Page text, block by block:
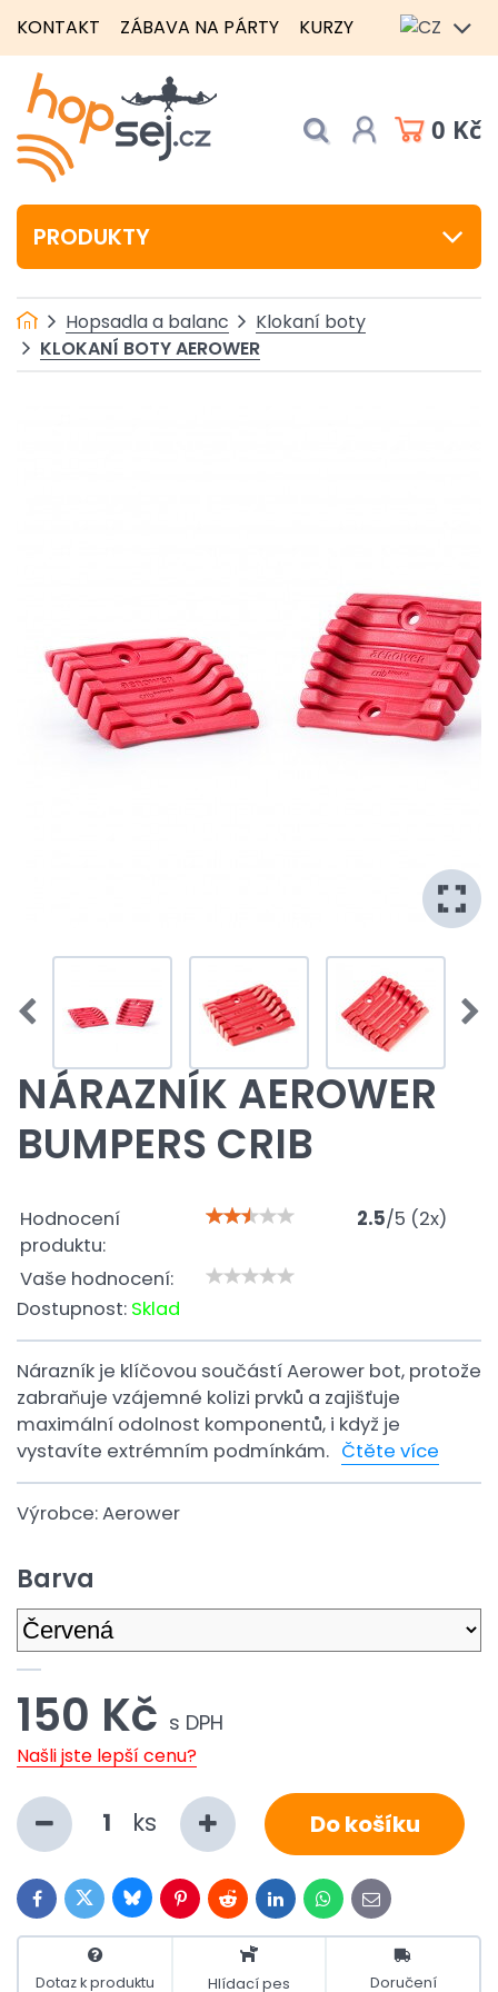
KONTAKT ZÁBAVA NA PÁRTY KURZY
0 Kč
PRODUKTY
Hopsadla a balanc
Klokaní boty
KLOKANÍ BOTY AEROWER
NÁRAZNÍK AEROWER
BUMPERS CRIB
Hodnocení
produktu:
2.5/5 (2x)
Vaše hodnocení:
Dostupnost: Sklad
Nárazník je klíčovou součástí Aerower bot, protože
zabraňuje vzájemné kolizi prvků a zajišťuje
maximální odolnost komponentů, i když je
vystavíte extrémním podmínkám. Čtěte více
Výrobce:Aerower
Barva
150 Kč s DPH
Našli jste lepší cenu?
ks Do košíku
FacebookTwitterBlueskyPinterestRedditLinkedInWhatsApp
E-
mail
Dotaz k produktu Hlídací pes Doručení